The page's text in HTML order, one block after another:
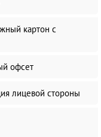
картон с
офсет
лицевой стороны